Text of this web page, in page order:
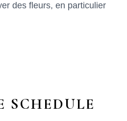
des fleurs, en particulier
SCHEDULE